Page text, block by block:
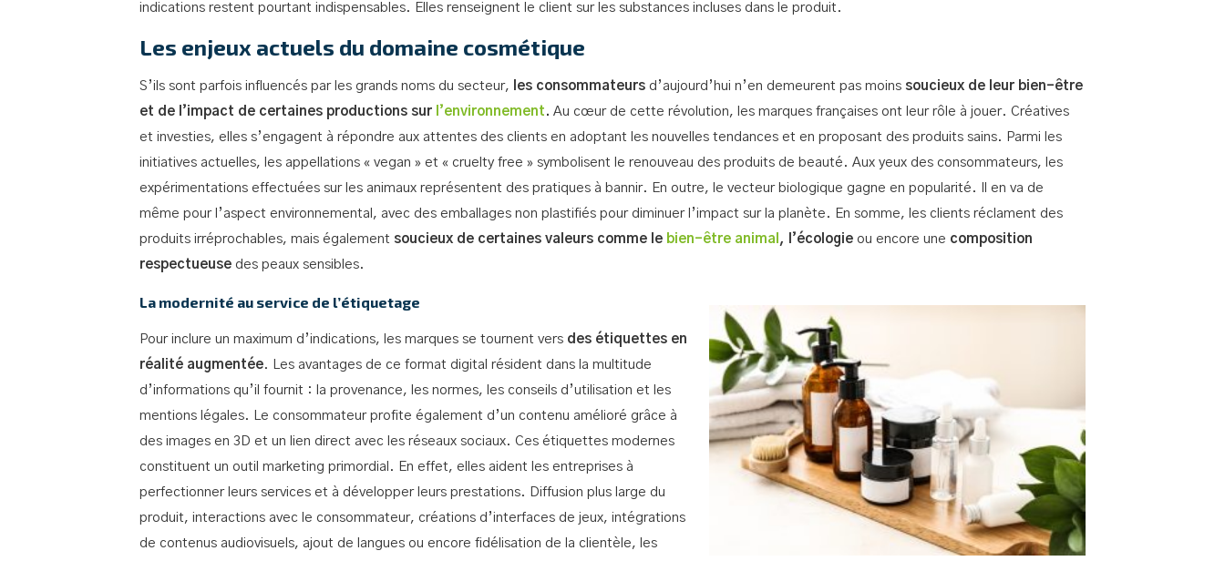
indications restent pourtant indispensables. Elles renseignent le client sur les substances incluses dans le produit.
Les enjeux actuels du domaine cosmétique
S’ils sont parfois influencés par les grands noms du secteur, les consommateursd’aujourd’hui n’en demeurent pas moins soucieux de leur bien-être
et de l’impact de certaines productions surl’environnement . Au cœur de cette révolution, les marques françaises ont leur rôle à jouer. Créatives
et investies, elles s’engagent à répondre aux attentes des clients en adoptant les nouvelles tendances et en proposant des produits sains. Parmi les
initiatives actuelles, les appellations « vegan » et « cruelty free » symbolisent le renouveau des produits de beauté. Aux yeux des consommateurs, les
expérimentations effectuées sur les animaux représentent des pratiques à bannir. En outre, le vecteur biologique gagne en popularité. Il en va de
même pour l’aspect environnemental, avec des emballages non plastifiés pour diminuer l’impact sur la planète. En somme, les clients réclament des
produits irréprochables, mais également soucieux de certaines valeurs comme le bien-être animal , l’écologieou encore une composition
respectueusedes peaux sensibles.
La modernité au service de l’étiquetage
Pour inclure un maximum d’indications, les marques se tournent vers des étiquettes en
réalité augmentée. Les avantages de ce format digital résident dans la multitude
d’informations qu’il fournit : la provenance, les normes, les conseils d’utilisation et les
mentions légales. Le consommateur profite également d’un contenu amélioré grâce à
des images en 3D et un lien direct avec les réseaux sociaux. Ces étiquettes modernes
constituent un outil marketing primordial. En effet, elles aident les entreprises à
perfectionner leurs services et à développer leurs prestations. Diffusion plus large du
produit, interactions avec le consommateur, créations d’interfaces de jeux, intégrations
de contenus audiovisuels, ajout de langues ou encore fidélisation de la clientèle, les